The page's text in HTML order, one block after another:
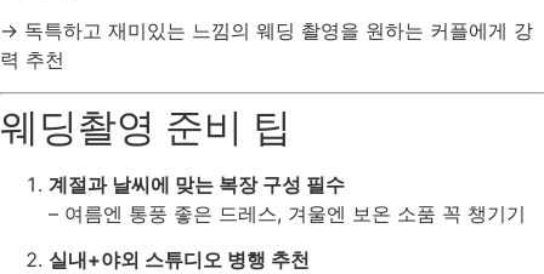
→ 독특하고 재미있는 느낌의 웨딩 촬영을 원하는 커플에게 강
력 추천
웨딩촬영 준비 팁
계절과 날씨에 맞는 복장 구성 필수
– 여름엔 통풍 좋은 드레스, 겨울엔 보온 소품 꼭 챙기기
실내+야외 스튜디오 병행 추천